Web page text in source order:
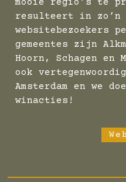
mooie regio’s te
resulteert in zo’n
websitebezoekers
gemeentes zijn
Hoorn, Schagen
ook
Amsterdam en we
winacties!